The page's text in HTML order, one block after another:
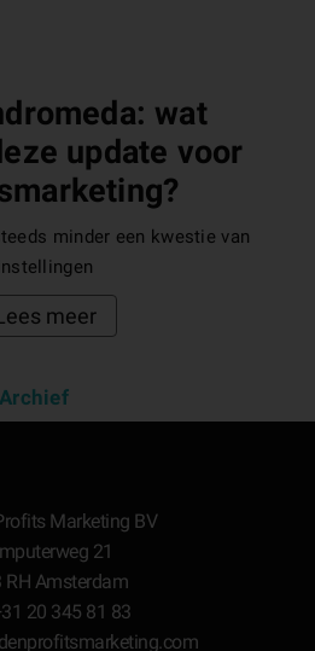
wat
update voor
minder een kwestie van
meer
Archief
Marketing BV
21
RH Amsterdam
20 345 81 83